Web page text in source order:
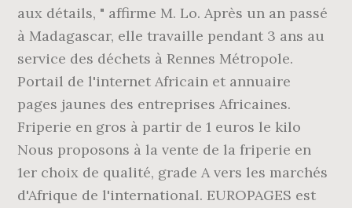
aux détails, " affirme M. Lo. Après un an passé
à Madagascar, elle travaille pendant 3 ans au
service des déchets à Rennes Métropole.
Portail de l'internet Africain et annuaire
pages jaunes des entreprises Africaines.
Friperie en gros à partir de 1 euros le kilo
Nous proposons à la vente de la friperie en
1er choix de qualité, grade A vers les marchés
d'Afrique de l'international. EUROPAGES est